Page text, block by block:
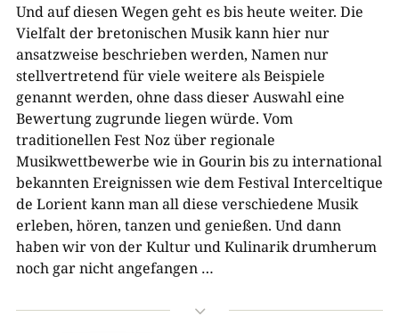
Und auf diesen Wegen geht es bis heute weiter. Die
Vielfalt der bretonischen Musik kann hier nur
ansatzweise beschrieben werden, Namen nur
stellvertretend für viele weitere als Beispiele
genannt werden, ohne dass dieser Auswahl eine
Bewertung zugrunde liegen würde. Vom
traditionellen Fest Noz über regionale
Musikwettbewerbe wie in Gourin bis zu international
bekannten Ereignissen wie dem Festival Interceltique
de Lorient kann man all diese verschiedene Musik
erleben, hören, tanzen und genießen. Und dann
haben wir von der Kultur und Kulinarik drumherum
noch gar nicht angefangen …
3